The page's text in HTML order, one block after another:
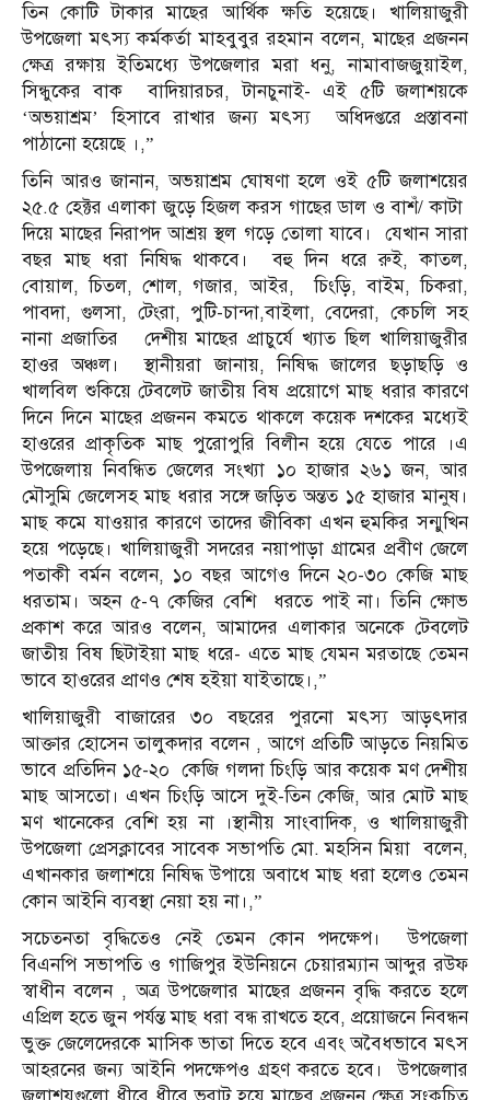
তিন কোটি টাকার মাছের আর্থিক ক্ষতি হয়েছে। খালিয়াজুরী
উপজেলা মৎস্য কর্মকর্তা মাহবুবুর রহমান বলেন, মাছের প্রজনন
ক্ষেত্র রক্ষায় ইতিমধ্যে উপজেলার মরা ধনু, নামাবাজজুয়াইল,
সিন্ধুকের বাক বাদিয়ারচর, টানচুনাই- এই ৫টি জলাশয়কে
‘অভয়াশ্রম’ হিসাবে রাখার জন্য মৎস্য অধিদপ্তরে প্রস্তাবনা
পাঠানো হয়েছে ।,”
তিনি আরও জানান, অভয়াশ্রম ঘোষণা হলে ওই ৫টি জলাশয়ের
২৫.৫ হেক্টর এলাকা জুড়ে হিজল করস গাছের ডাল ও বাশঁ/ কাটা
দিয়ে মাছের নিরাপদ আশ্রয় স্থল গড়ে তোলা যাবে। যেখান সারা
বছর মাছ ধরা নিষিদ্ধ থাকবে। বহু দিন ধরে রুই, কাতল,
বোয়াল, চিতল, শোল, গজার, আইর, চিংড়ি, বাইম, চিকরা,
পাবদা, গুলসা, টেংরা, পুটি-চান্দা,বাইলা, বেদেরা, কেচলি সহ
নানা প্রজাতির দেশীয় মাছের প্রাচুর্যে খ্যাত ছিল খালিয়াজুরীর
হাওর অঞ্চল। স্থানীয়রা জানায়, নিষিদ্ধ জালের ছড়াছড়ি ও
খালবিল শুকিয়ে টেবলেট জাতীয় বিষ প্রয়োগে মাছ ধরার কারণে
দিনে দিনে মাছের প্রজনন কমতে থাকলে কয়েক দশকের মধ্যেই
হাওরের প্রাকৃতিক মাছ পুরোপুরি বিলীন হয়ে যেতে পারে ।এ
উপজেলায় নিবন্ধিত জেলের সংখ্যা ১০ হাজার ২৬১ জন, আর
মৌসুমি জেলেসহ মাছ ধরার সঙ্গে জড়িত অন্তত ১৫ হাজার মানুষ।
মাছ কমে যাওয়ার কারণে তাদের জীবিকা এখন হুমকির সন্মুখিন
হয়ে পড়েছে। খালিয়াজুরী সদরের নয়াপাড়া গ্রামের প্রবীণ জেলে
পতাকী বর্মন বলেন, ১০ বছর আগেও দিনে ২০-৩০ কেজি মাছ
ধরতাম। অহন ৫-৭ কেজির বেশি ধরতে পাই না। তিনি ক্ষোভ
প্রকাশ করে আরও বলেন, আমাদের এলাকার অনেকে টেবলেট
জাতীয় বিষ ছিটাইয়া মাছ ধরে- এতে মাছ যেমন মরতাছে তেমন
ভাবে হাওরের প্রাণও শেষ হইয়া যাইতাছে।,”
খালিয়াজুরী বাজারের ৩০ বছরের পুরনো মৎস্য আড়ৎদার
আক্তার হোসেন তালুকদার বলেন , আগে প্রতিটি আড়তে নিয়মিত
ভাবে প্রতিদিন ১৫-২০ কেজি গলদা চিংড়ি আর কয়েক মণ দেশীয়
মাছ আসতো। এখন চিংড়ি আসে দুই-তিন কেজি, আর মোট মাছ
মণ খানেকের বেশি হয় না ।স্থানীয় সাংবাদিক, ও খালিয়াজুরী
উপজেলা প্রেসক্লাবের সাবেক সভাপতি মো. মহসিন মিয়া বলেন,
এখানকার জলাশয়ে নিষিদ্ধ উপায়ে অবাধে মাছ ধরা হলেও তেমন
কোন আইনি ব্যবস্থা নেয়া হয় না।,”
সচেতনতা বৃদ্ধিতেও নেই তেমন কোন পদক্ষেপ। উপজেলা
বিএনপি সভাপতি ও গাজিপুর ইউনিয়নে চেয়ারম্যান আব্দুর রউফ
স্বাধীন বলেন , অত্র উপজেলার মাছের প্রজনন বৃদ্ধি করতে হলে
এপ্রিল হতে জুন পর্যন্ত মাছ ধরা বন্ধ রাখতে হবে, প্রয়োজনে নিবন্ধন
ভুক্ত জেলেদেরকে মাসিক ভাতা দিতে হবে এবং অবৈধভাবে মৎস
আহরনের জন্য আইনি পদক্ষেপও গ্রহণ করতে হবে। উপজেলার